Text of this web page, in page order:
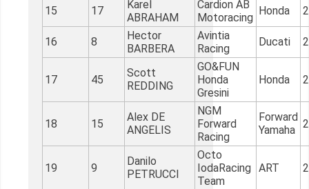
15 17
Karel
ABRAHAM
Cardion AB
Motoracing
Honda
16 8
Hector
BARBERA
Avintia
Racing
Ducati
17 45
Scott
REDDING
GO&FUN
Honda
Gresini
Honda
18 15
Alex DE
ANGELIS
NGM
Forward
Racing
Forward
Yamaha
19 9
Danilo
PETRUCCI
Octo
IodaRacing
Team
ART